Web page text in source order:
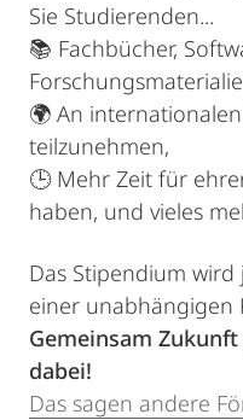
Sie Studierenden...
📚 Fachbücher,
🌍 An
teilzunehmen,
🕒 Mehr Zeit für
haben, und vieles
Das Stipendium
einer unabhängigen
Gemeinsam
dabei!
Das sagen andere